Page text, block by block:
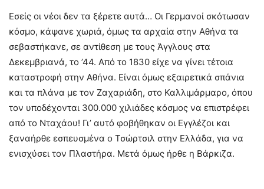
Εσείς οι νέοι δεν τα ξέρετε αυτά… Οι Γερμανοί σκότωσαν
κόσμο, κάψανε χωριά, όμως τα αρχαία στην Αθήνα τα
σεβαστήκανε, σε αντίθεση με τους Άγγλους στα
Δεκεμβριανά, το ’44. Από το 1830 είχε να γίνει τέτοια
καταστροφή στην Αθήνα. Είναι όμως εξαιρετικά σπάνια
και τα πλάνα με τον Ζαχαριάδη, στο Καλλιμάρμαρο, όπου
τον υποδέχονται 300.000 χιλιάδες κόσμος να επιστρέφει
από το Νταχάου! Γι’ αυτό φοβήθηκαν οι Εγγλέζοι και
ξαναήρθε εσπευσμένα ο Τσώρτσιλ στην Ελλάδα, για να
ενισχύσει τον Πλαστήρα. Μετά όμως ήρθε η Βάρκιζα.